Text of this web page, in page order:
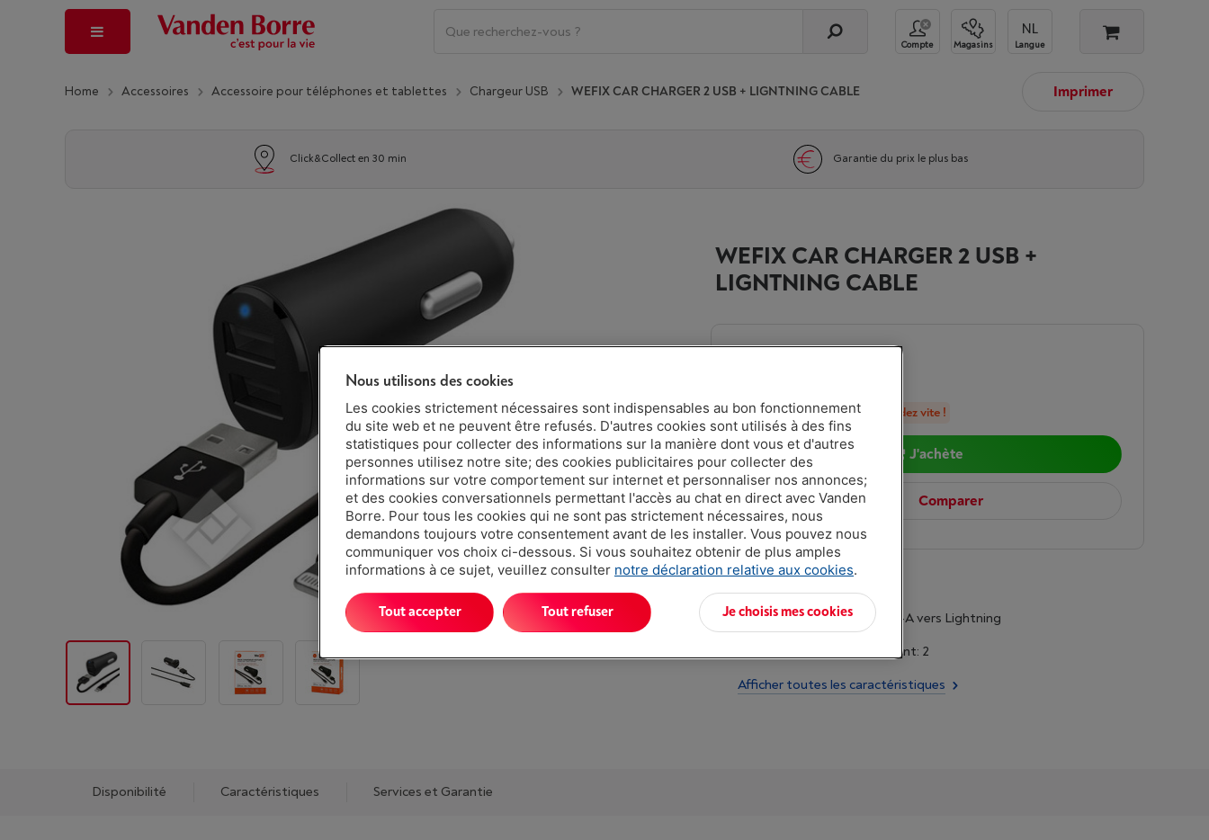
Compte Magasins Langue
Home Accessoires Accessoire pour téléphones et tablettes Chargeur USB WEFIX CAR CHARGER 2 USB + LIGNTNING CABLE Imprimer
Click&Collect en 30 min Garantie du prix le plus bas
WEFIX CAR CHARGER 2 USB +
LIGNTNING CABLE
Moins de 5 en stock, commandez vite !
J'achète
Comparer
Atouts
Câble USB fourni: USB type-A vers Lightning
Nombre de sorties de courant: 2
Afficher toutes les caractéristiques
Disponibilité Caractéristiques Services et Garantie
Nous utilisons des cookies
Les cookies strictement nécessaires sont indispensables au bon fonctionnement
du site web et ne peuvent être refusés. D'autres cookies sont utilisés à des fins
statistiques pour collecter des informations sur la manière dont vous et d'autres
personnes utilisez notre site; des cookies publicitaires pour collecter des
informations sur votre comportement sur internet et personnaliser nos annonces;
et des cookies conversationnels permettant l'accès au chat en direct avec Vanden
Borre. Pour tous les cookies qui ne sont pas strictement nécessaires, nous
demandons toujours votre consentement avant de les installer. Vous pouvez nous
communiquer vos choix ci-dessous. Si vous souhaitez obtenir de plus amples
informations à ce sujet, veuillez consulter notre déclaration relative aux cookies.
Je choisis mes cookies
Tout refuser
Tout accepter